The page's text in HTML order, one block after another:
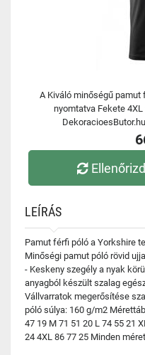
A Kiváló minőségű pamut
nyomtatva Fekete
LEÍRÁS
Pamut férfi póló a Yorkshire
Minőségi pamut póló rövid
- Keskeny szegély a nyak
anyagból készült szalag
Vállvarratok megerősítése
póló súlya: 160 g/m2
47 19 M 71 51 20 L 74 55 21
24 4XL 86 77 25 Minden